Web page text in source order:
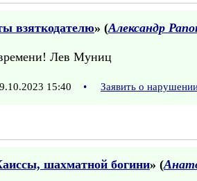
взяткодателю» (Александр
Лев Муниц
15:40 • Заявить о
шахматной богини» (